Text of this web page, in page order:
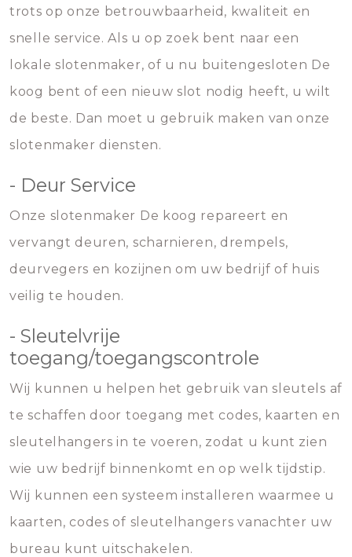
trots op onze betrouwbaarheid, kwaliteit en
snelle service. Als u op zoek bent naar een
lokale slotenmaker, of u nu buitengesloten De
koog bent of een nieuw slot nodig heeft, u wilt
de beste. Dan moet u gebruik maken van onze
slotenmaker diensten.
- Deur Service
Onze slotenmaker De koog repareert en
vervangt deuren, scharnieren, drempels,
deurvegers en kozijnen om uw bedrijf of huis
veilig te houden.
- Sleutelvrije
toegang/toegangscontrole
Wij kunnen u helpen het gebruik van sleutels af
te schaffen door toegang met codes, kaarten en
sleutelhangers in te voeren, zodat u kunt zien
wie uw bedrijf binnenkomt en op welk tijdstip.
Wij kunnen een systeem installeren waarmee u
kaarten, codes of sleutelhangers vanachter uw
bureau kunt uitschakelen.